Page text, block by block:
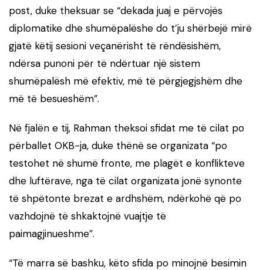
post, duke theksuar se “dekada juaj e përvojës
diplomatike dhe shumëpalëshe do t’ju shërbejë mirë
gjatë këtij sesioni veçanërisht të rëndësishëm,
ndërsa punoni për të ndërtuar një sistem
shumëpalësh më efektiv, më të përgjegjshëm dhe
më të besueshëm”.
Në fjalën e tij, Rahman theksoi sfidat me të cilat po
përballet OKB-ja, duke thënë se organizata “po
testohet në shumë fronte, me plagët e konflikteve
dhe luftërave, nga të cilat organizata jonë synonte
të shpëtonte brezat e ardhshëm, ndërkohë që po
vazhdojnë të shkaktojnë vuajtje të
paimagjinueshme”.
“Të marra së bashku, këto sfida po minojnë besimin